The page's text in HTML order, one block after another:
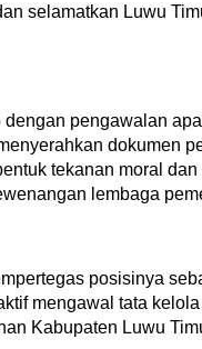
selamatkan Luwu
pengawalan
dokumen
tekanan moral
lembaga
posisinya
mengawal tata
Kabupaten Luwu